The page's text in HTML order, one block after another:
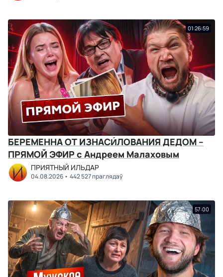
01:26:59
БЕРЕМЕННА ОТ ИЗНАСИ́ЛОВАНИЯ ДЕДОМ –
ПРЯМОЙ ЭФИР с Андреем Малаховым
ПРИЯТНЫЙ ИЛЬДАР
04.08.2026 442 527 праглядаў
57:00